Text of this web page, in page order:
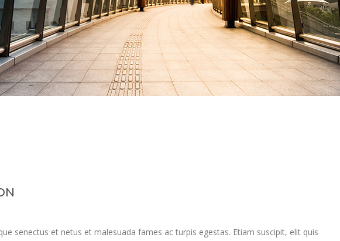
senectus et netus et malesuada fames ac turpis egestas. Etiam suscipit, elit quis